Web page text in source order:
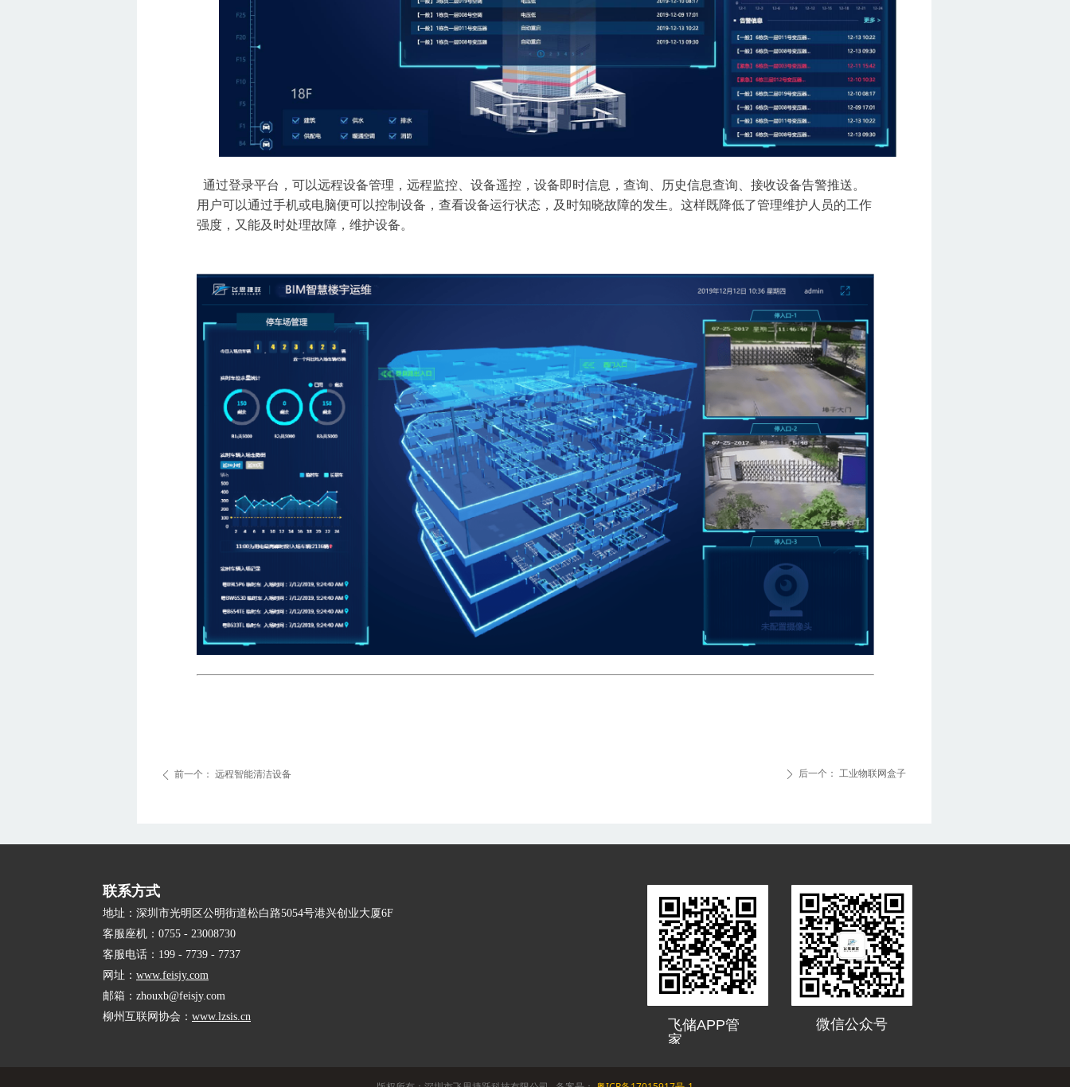
ꄴ 前一个： 远程智能清洁设备 ꄲ 后一个： 工业物联网盒子
通过登录平台，可以远程设备管理，远程监控、设备遥控，设备即时信息，查询、历史信息查询、接收设备告警推送。
用户可以通过手机或电脑便可以控制设备，查看设备运行状态，及时知晓故障的发生。这样既降低了管理维护人员的工作
强度，又能及时处理故障，维护设备。
微信公众号
联系方式
地址：深圳市光明区公明街道松白路5054号港兴创业大厦6F
客服座机：0755 - 23008730
客服电话：199 - 7739 - 7737
网址： www.feisjy.com
邮箱：zhouxb@feisjy.com
柳州互联网协会： www.lzsis.cn
飞储APP管
家